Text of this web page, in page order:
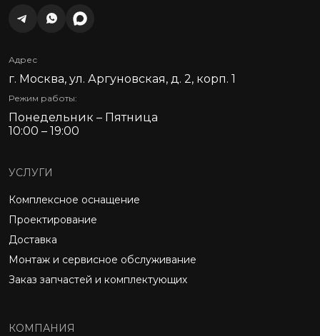
Адрес
г. Москва, ул. Аргуновская, д. 2, корп. 1
Режим работы:
Понедельник – Пятница
10:00 – 19:00
УСЛУГИ
Комплексное оснащение
Проектирование
Доставка
Монтаж и сервисное обслуживание
Заказ запчастей и комплектующих
КОМПАНИЯ